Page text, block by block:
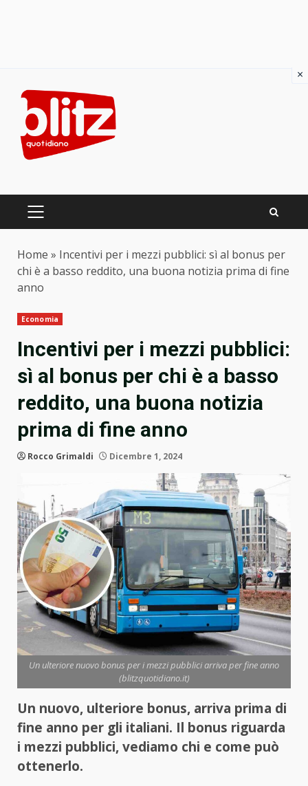
content
PRIMARY
Home » Incentivi per i mezzi pubblici: sì al bonus per
chi è a basso reddito, una buona notizia prima di fine
anno
Economia
Incentivi per i mezzi pubblici:
sì al bonus per chi è a basso
reddito, una buona notizia
prima di fine anno
Rocco Grimaldi Dicembre 1, 2024
Un ulteriore nuovo bonus per i mezzi pubblici arriva per fine anno
(blitzquotidiano.it)
Un nuovo, ulteriore bonus, arriva prima di
fine anno per gli italiani. Il bonus riguarda
i mezzi pubblici, vediamo chi e come può
ottenerlo.
×